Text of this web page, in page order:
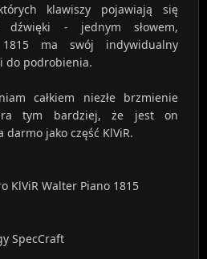
klawiszy pojawiają się
dźwięki - jednym słowem,
ma swój indywidualny
do podrobienia.
całkiem niezłe brzmienie
tym bardziej, że jest on
jako część KlViR.
KlViR Walter Piano 1815
SpecCraft